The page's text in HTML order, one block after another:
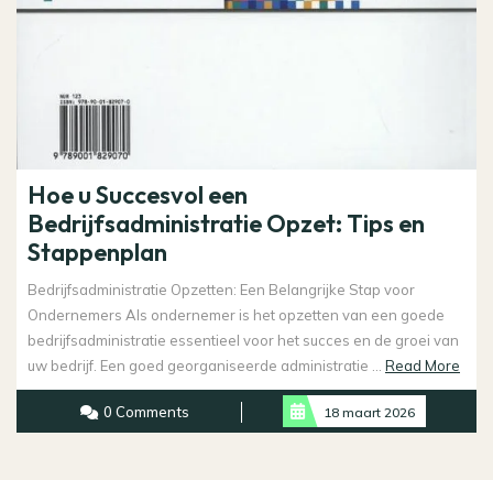
Hoe u Succesvol een
Bedrijfsadministratie Opzet: Tips en
Stappenplan
Bedrijfsadministratie Opzetten: Een Belangrijke Stap voor
Ondernemers Als ondernemer is het opzetten van een goede
bedrijfsadministratie essentieel voor het succes en de groei van
uw bedrijf. Een goed georganiseerde administratie ... Read More
More
0 Comments
18 maart 2026